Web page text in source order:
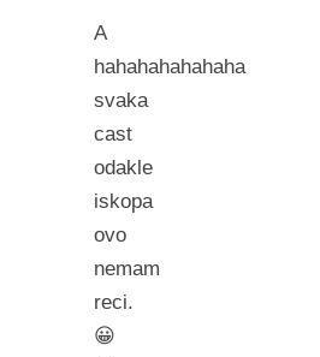
A
hahahahahahaha
svaka
cast
odakle
iskopa
ovo
nemam
reci.
😀